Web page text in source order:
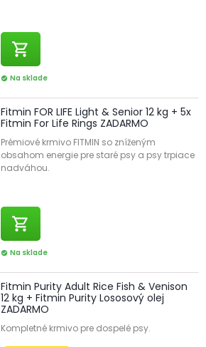
shopping_cart
check_circle Na sklade
Fitmin FOR LIFE Light & Senior 12 kg + 5x
Fitmin For Life Rings ZADARMO
Prémiové krmivo FITMIN so zníženým
obsahom energie pre staré psy a psy trpiace
nadváhou.
shopping_cart
check_circle Na sklade
Fitmin Purity Adult Rice Fish & Venison
12 kg + Fitmin Purity Lososový olej
ZADARMO
Kompletné krmivo pre dospelé psy.